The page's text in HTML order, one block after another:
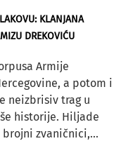
KLANJANA
DREKOVIĆU
Armije
a potom i
neizbrisiv trag u
historije. Hiljade
zvaničnici,...